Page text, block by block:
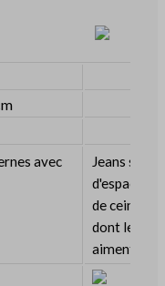
avec
Jeans slim
d'espace
de ceinture
dont le
aiment